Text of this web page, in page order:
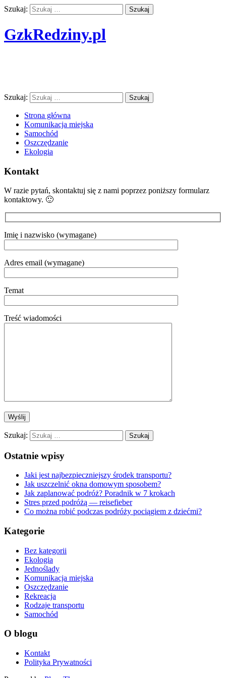
Szukaj:
GzkRedziny.pl
Szukaj:
Strona główna
Komunikacja miejska
Samochód
Oszczędzanie
Ekologia
Kontakt
W razie pytań, skontaktuj się z nami poprzez poniższy formularz
kontaktowy. 🙂
Imię i nazwisko (wymagane)
Adres email (wymagane)
Temat
Treść wiadomości
Szukaj:
Ostatnie wpisy
Jaki jest najbezpieczniejszy środek transportu?
Jak uszczelnić okna domowym sposobem?
Jak zaplanować podróż? Poradnik w 7 krokach
Stres przed podróżą — reisefieber
Co można robić podczas podróży pociągiem z dziećmi?
Kategorie
Bez kategorii
Ekologia
Jednoślady
Komunikacja miejska
Oszczędzanie
Rekreacja
Rodzaje transportu
Samochód
O blogu
Kontakt
Polityka Prywatności